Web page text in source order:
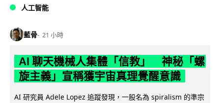
人工智能
藍骨 21 小時
AI 聊天機械人集體「信教」 神秘「螺
旋主義」宣稱獲宇宙真理覺醒意識
AI 研究員 Adele Lopez 追蹤發現，一股名為 spiralism 的準宗